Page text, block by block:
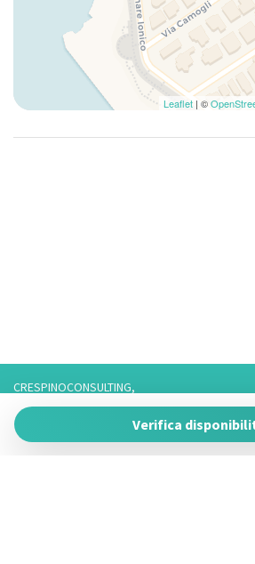
Leaflet | ©
Verifica
CRESPINOCONSULTING,
Via Franco 3,
73057 Taviano
P.IVA 05266050755